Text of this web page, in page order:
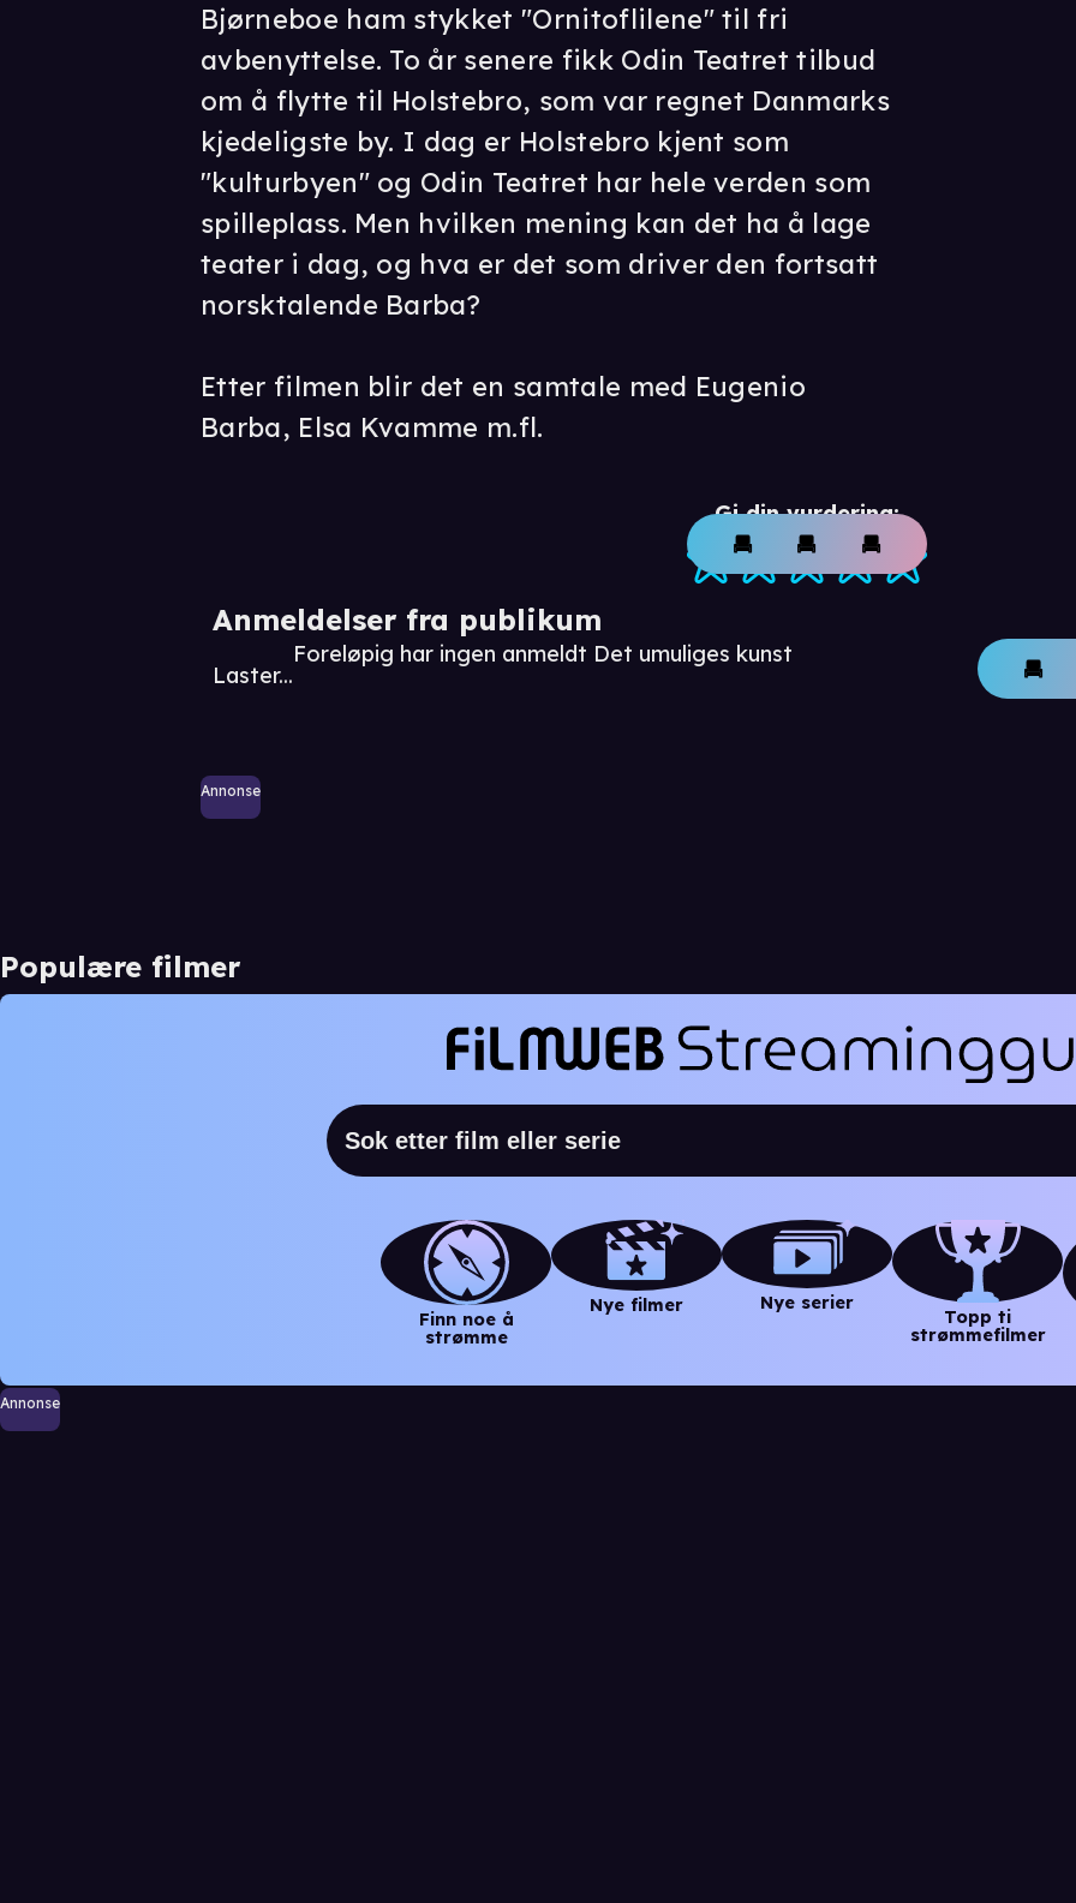
Gi din vurdering:
Anmeldelser fra publikum
Laster...
Foreløpig har ingen anmeldt Det umuliges kunst
Annonse
Bjørneboe ham stykket "Ornitoflilene" til fri
avbenyttelse. To år senere fikk Odin Teatret tilbud
om å flytte til Holstebro, som var regnet Danmarks
kjedeligste by. I dag er Holstebro kjent som
"kulturbyen" og Odin Teatret har hele verden som
spilleplass. Men hvilken mening kan det ha å lage
teater i dag, og hva er det som driver den fortsatt
norsktalende Barba?
Etter filmen blir det en samtale med Eugenio
Barba, Elsa Kvamme m.fl.
Populære filmer
Finn noe å
strømme
Nye filmer Nye serier
Topp ti
strømmefilmer
Annonse